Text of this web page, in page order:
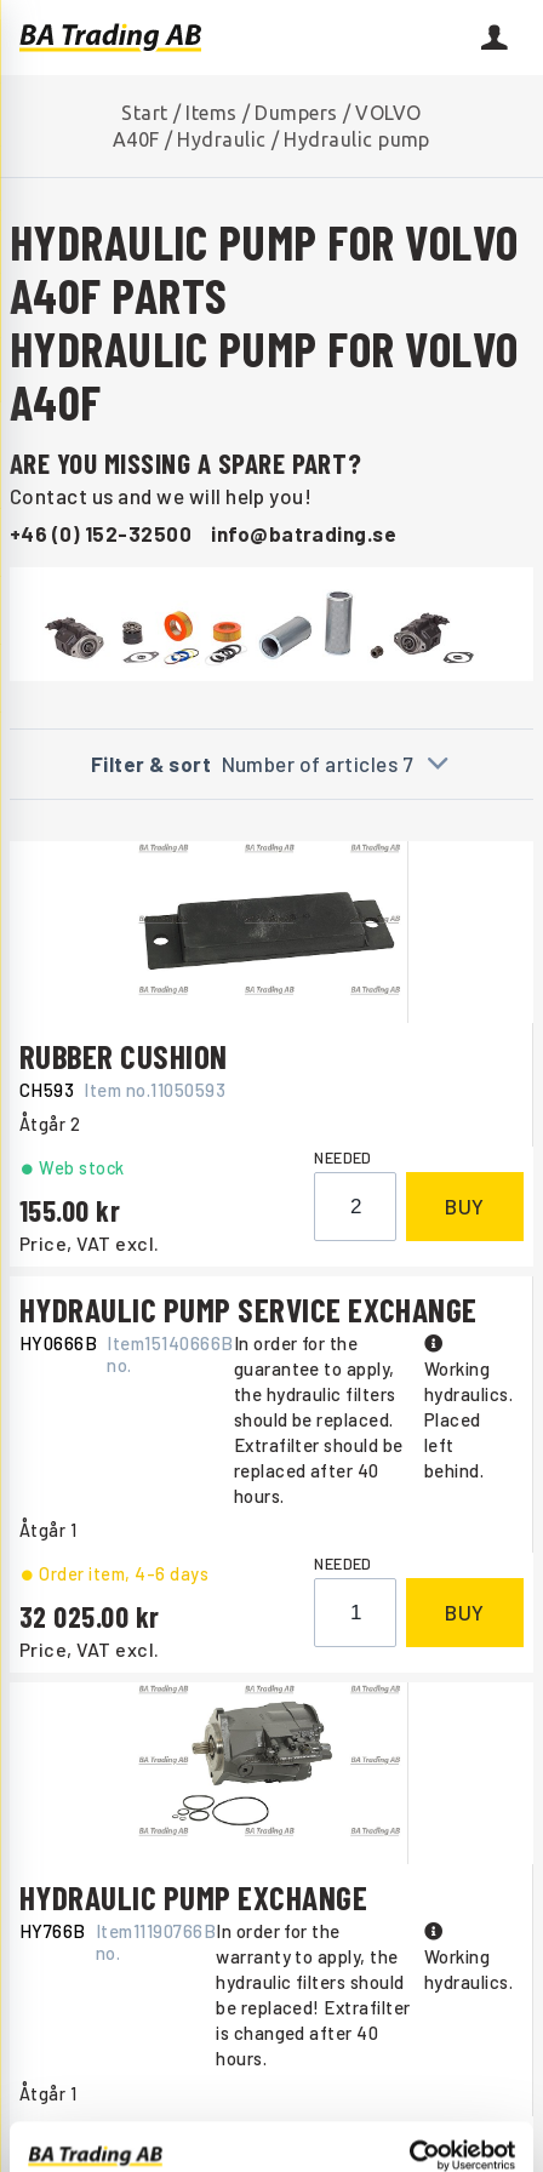
Start / Items / Dumpers / VOLVO
A40F / Hydraulic / Hydraulic pump
HYDRAULIC PUMP FOR VOLVO
A40F PARTS
HYDRAULIC PUMP FOR VOLVO
A40F
ARE YOU MISSING A SPARE PART?
Contact us and we will help you!
+46 (0) 152-32500
info@batrading.se
Filter & sort Number of articles 7
RUBBER CUSHION
CH593 Item no.11050593
Åtgår 2
Price, VAT excl.
155.00
Web stock NEEDED
BUY
HYDRAULIC PUMP SERVICE EXCHANGE
HY0666B Item
no.
15140666BIn order for the
guarantee to apply,
the hydraulic filters
should be replaced.
Extrafilter should be
replaced after 40
hours.
Working
hydraulics.
Placed
left
behind.
Åtgår 1
Price, VAT excl.
32 025.00
Order item, 4-6 days NEEDED
BUY
HYDRAULIC PUMP EXCHANGE
HY766B
Item
no.
11190766BIn order for the
warranty to apply, the
hydraulic filters should
be replaced! Extrafilter
is changed after 40
hours.
Working
hydraulics.
Åtgår 1